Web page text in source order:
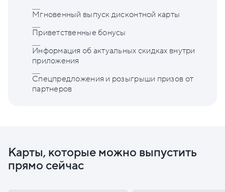
Мгновенный выпуск дисконтной карты
Приветственные бонусы
Информация об актуальных скидках внутри
приложения
Спецпредложения и розыгрыши призов от
партнеров
Карты, которые можно выпустить
прямо сейчас